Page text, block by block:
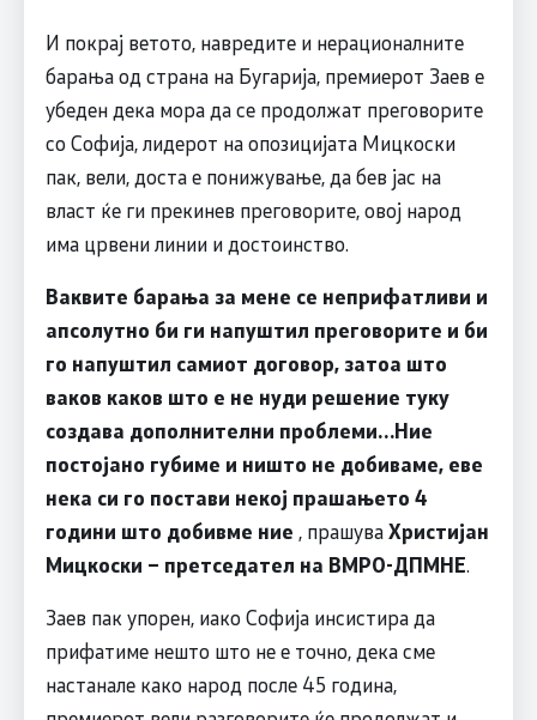
И покрај ветото, навредите и нерационалните
барања од страна на Бугарија, премиерот Заев е
убеден дека мора да се продолжат преговорите
со Софија, лидерот на опозицијата Мицкоски
пак, вели, доста е понижување, да бев јас на
власт ќе ги прекинев преговорите, овој народ
има црвени линии и достоинство.
Ваквите барања за мене се неприфатливи и
апсолутно би ги напуштил преговорите и би
го напуштил самиот договор, затоа што
ваков каков што е не нуди решение туку
создава дополнителни проблеми…Ние
постојано губиме и ништо не добиваме, еве
нека си го постави некој прашањето 4
години што добивме ние , прашуваХристијан
Мицкоски – претседател на ВМРО-ДПМНЕ.
Заев пак упорен, иако Софија инсистира да
прифатиме нешто што не е точно, дека сме
настанале како народ после 45 година,